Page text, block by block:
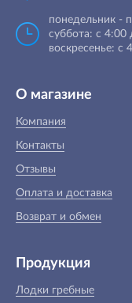
понедельник -
суббота: с 4:00
воскресенье: с
О магазине
Компания
Контакты
Отзывы
Оплата и доставка
Возврат и обмен
Продукция
Лодки гребные